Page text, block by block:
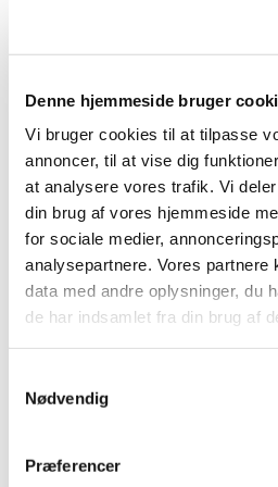
Denne hjemmeside bruger
Vi bruger cookies til at tilpasse
annoncer, til at vise dig
at analysere vores trafik. Vi
din brug af vores hjemmeside
for sociale medier,
analysepartnere. Vores partnere
data med andre oplysninger, du
de har indsamlet fra din brug af
Nødvendig
Præferencer
mellem
samtidens smag og
kirken enten et
moderne. Det kan
man vælger farver,
flotte eller smukke,
gøre sig i en
behøver man ikke at
grøft og lefle for den
almuetendens, der
landsbykirker for en
siden.
Når man skal ændre
derfor vigtigt at afveje